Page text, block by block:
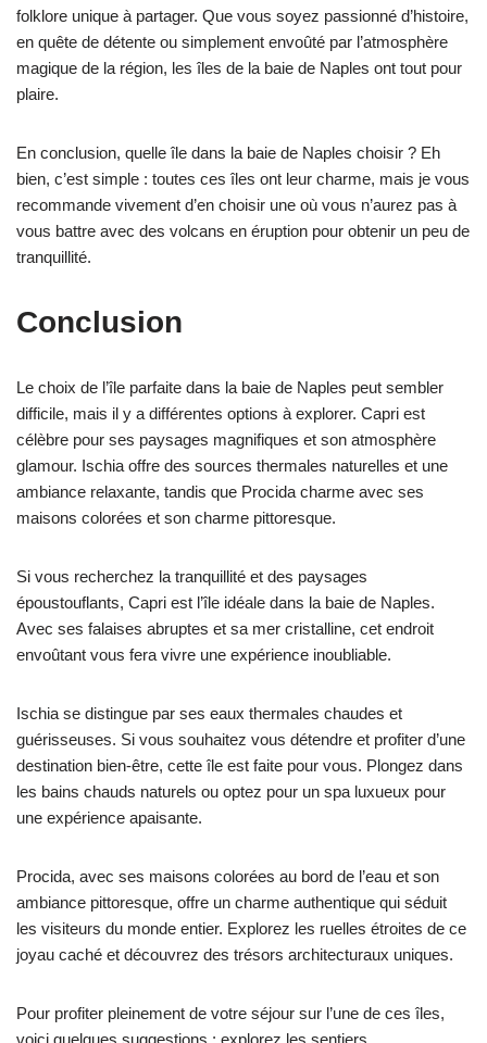
folklore unique à partager. Que vous soyez passionné d’histoire,
en quête de détente ou simplement envoûté par l’atmosphère
magique de la région, les îles de la baie de Naples ont tout pour
plaire.
En conclusion, quelle île dans la baie de Naples choisir ? Eh
bien, c’est simple : toutes ces îles ont leur charme, mais je vous
recommande vivement d’en choisir une où vous n’aurez pas à
vous battre avec des volcans en éruption pour obtenir un peu de
tranquillité.
Conclusion
Le choix de l’île parfaite dans la baie de Naples peut sembler
difficile, mais il y a différentes options à explorer. Capri est
célèbre pour ses paysages magnifiques et son atmosphère
glamour. Ischia offre des sources thermales naturelles et une
ambiance relaxante, tandis que Procida charme avec ses
maisons colorées et son charme pittoresque.
Si vous recherchez la tranquillité et des paysages
époustouflants, Capri est l’île idéale dans la baie de Naples.
Avec ses falaises abruptes et sa mer cristalline, cet endroit
envoûtant vous fera vivre une expérience inoubliable.
Ischia se distingue par ses eaux thermales chaudes et
guérisseuses. Si vous souhaitez vous détendre et profiter d’une
destination bien-être, cette île est faite pour vous. Plongez dans
les bains chauds naturels ou optez pour un spa luxueux pour
une expérience apaisante.
Procida, avec ses maisons colorées au bord de l’eau et son
ambiance pittoresque, offre un charme authentique qui séduit
les visiteurs du monde entier. Explorez les ruelles étroites de ce
joyau caché et découvrez des trésors architecturaux uniques.
Pour profiter pleinement de votre séjour sur l’une de ces îles,
voici quelques suggestions : explorez les sentiers